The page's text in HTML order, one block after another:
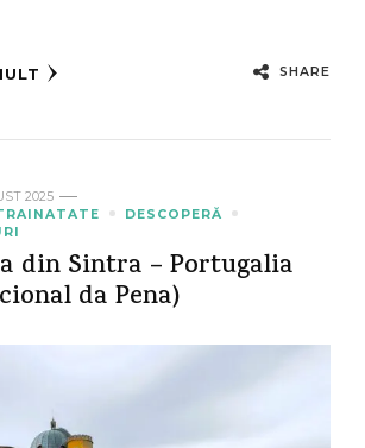
SHARE
2025
DESCOPERĂ
din Sintra – Portugalia
da Pena)